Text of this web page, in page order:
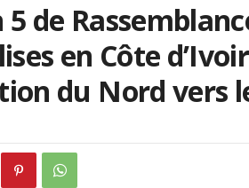
5 de
en Côte
du Nord vers